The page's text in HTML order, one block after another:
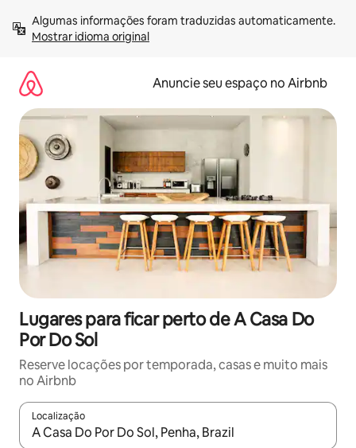
para
Mostrar idioma original
Anuncie seu espaço no Airbnb
Lugares para ficar perto de A Casa Do
Por Do Sol
Reserve locações por temporada, casas e muito mais
no Airbnb
Localização
Quando os resultados estiverem disponíveis, explore-os